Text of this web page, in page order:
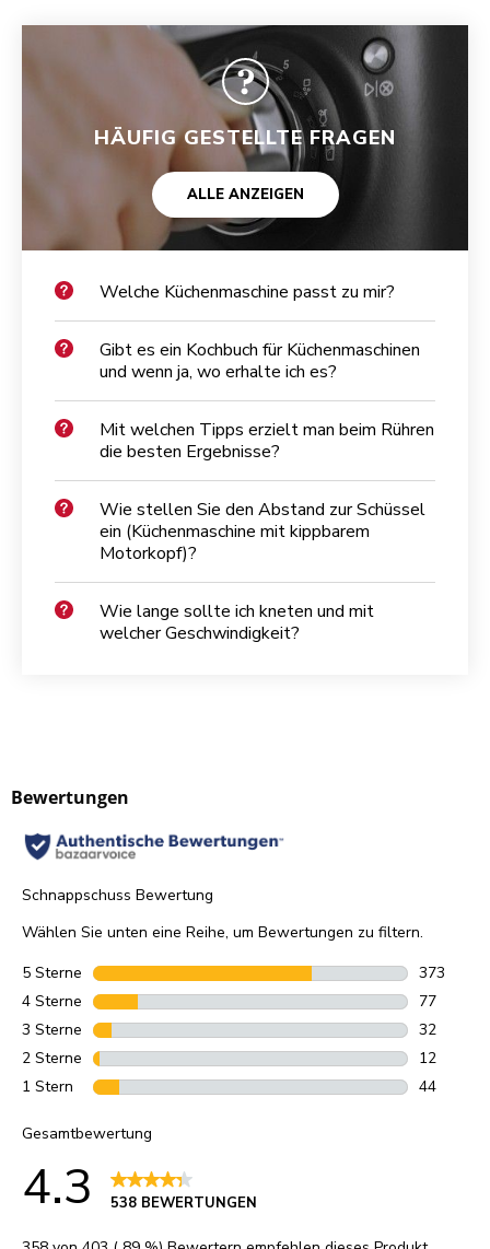
HÄUFIG GESTELLTE FRAGEN
ALLE ANZEIGEN
Welche Küchenmaschine passt zu mir?
Gibt es ein Kochbuch für Küchenmaschinen
und wenn ja, wo erhalte ich es?
Mit welchen Tipps erzielt man beim Rühren
die besten Ergebnisse?
Wie stellen Sie den Abstand zur Schüssel
ein (Küchenmaschine mit kippbarem
Motorkopf)?
Wie lange sollte ich kneten und mit
welcher Geschwindigkeit?